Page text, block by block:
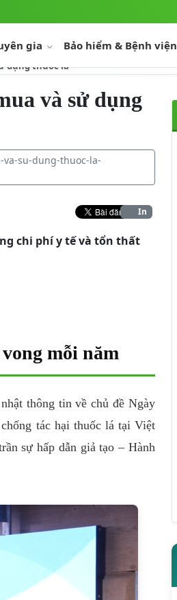
gia Bảo hiểm & Bệnh viện
dụng thuốc lá
và sử dụng
su-dung-thuoc-la-
In
chi phí y tế và tổn thất
mỗi năm
thông tin về chủ đề Ngày
tác hại thuốc lá tại Việt
sự hấp dẫn giả tạo – Hành